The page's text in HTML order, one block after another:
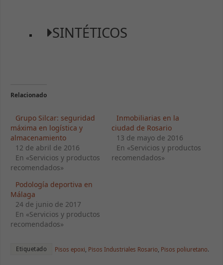
SINTÉTICOS
Relacionado
Grupo Silcar: seguridad
máxima en logística y
almacenamiento
12 de abril de 2016
En «Servicios y productos
recomendados»
Inmobiliarias en la
ciudad de Rosario
13 de mayo de 2016
En «Servicios y productos
recomendados»
Podología deportiva en
Málaga
24 de junio de 2017
En «Servicios y productos
recomendados»
Etiquetado Pisos epoxi Pisos Industriales Rosario Pisos poliuretano.
se usa la
web.
Experiencia
funcionalidades